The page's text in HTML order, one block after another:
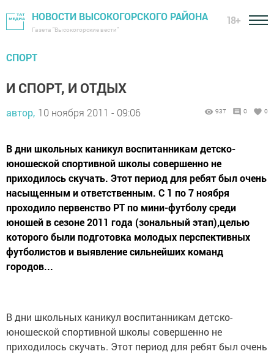
НОВОСТИ ВЫСОКОГОРСКОГО РАЙОНА
Газета "Высокогорские вести"
18+
СПОРТ
И СПОРТ, И ОТДЫХ
автор, 10 ноября 2011 - 09:06 937 0 0
В дни школьных каникул воспитанникам детско-
юношеской спортивной школы совершенно не
приходилось скучать. Этот период для ребят был очень
насыщенным и ответственным. С 1 по 7 ноября
проходило первенство РТ по мини-футболу среди
юношей в сезоне 2011 года (зональный этап),целью
которого были подготовка молодых перспективных
футболистов и выявление сильнейших команд
городов...
В дни школьных каникул воспитанникам детско-
юношеской спортивной школы совершенно не
приходилось скучать. Этот период для ребят был очень